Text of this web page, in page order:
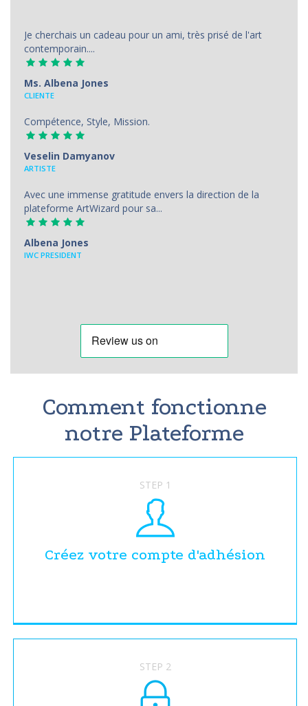
Je cherchais un cadeau pour un ami, très prisé de l'art
contemporain....
Ms. Albena Jones
CLIENTE
Compétence, Style, Mission.
Veselin Damyanov
ARTISTE
Avec une immense gratitude envers la direction de la
plateforme ArtWizard pour sa...
Albena Jones
IWC PRESIDENT
Comment fonctionne
notre Plateforme
STEP 1
Créez votre compte d'adhésion
STEP 2